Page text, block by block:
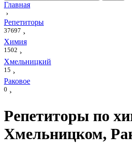
Главная
›
Репетиторы
37697 ›
Химия
1502 ›
Хмельницкий
15 ›
Раковое
0 ›
Репетиторы по
Хмельницком,